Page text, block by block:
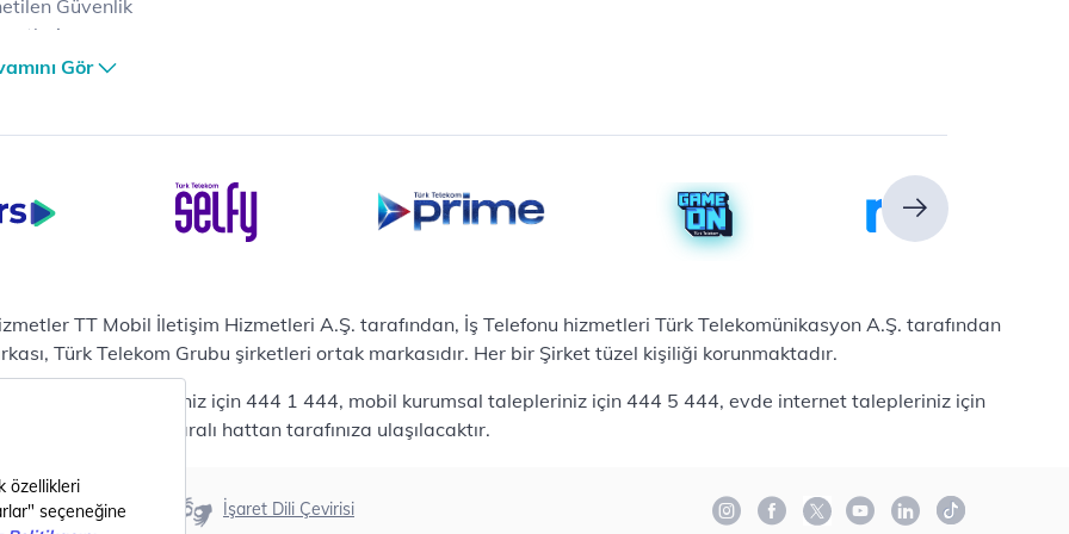
Güvenlik
Güvenlik Merkezi
Veri Merkezi
Tabanlı Yedekleme
as a Service(PaaS)
Gör
TT Mobil İletişim Hizmetleri A.Ş. tarafından, İş Telefonu hizmetleri Türk Telekomünikasyon A.Ş. tarafından
Türk Telekom Grubu şirketleri ortak markasıdır. Her bir Şirket tüzel kişiliği korunmaktadır.
bireysel talepleriniz için 444 1 444, mobil kurumsal talepleriniz için 444 5 444, evde internet talepleriniz için
444 0375 numaralı hattan tarafınıza ulaşılacaktır.
Erişilebilirlik İşaret Dili Çevirisi